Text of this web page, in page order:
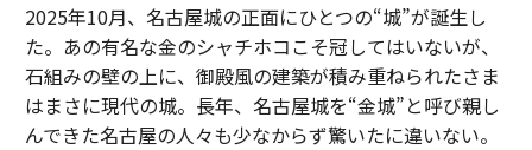
2025年10月、名古屋城の正面にひとつの“城”が誕生し
た。あの有名な金のシャチホコこそ冠してはいないが、
石組みの壁の上に、御殿風の建築が積み重ねられたさま
はまさに現代の城。長年、名古屋城を“金城”と呼び親し
んできた名古屋の人々も少なからず驚いたに違いない。